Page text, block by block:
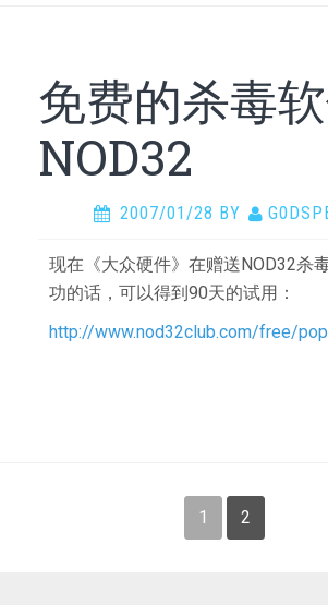
免费的杀毒
NOD32
2007/01/28 BY
现在《大众硬件》在赠送NOD32杀
功的话，可以得到90天的试用：
http://www.nod32club.com/free/
1 2